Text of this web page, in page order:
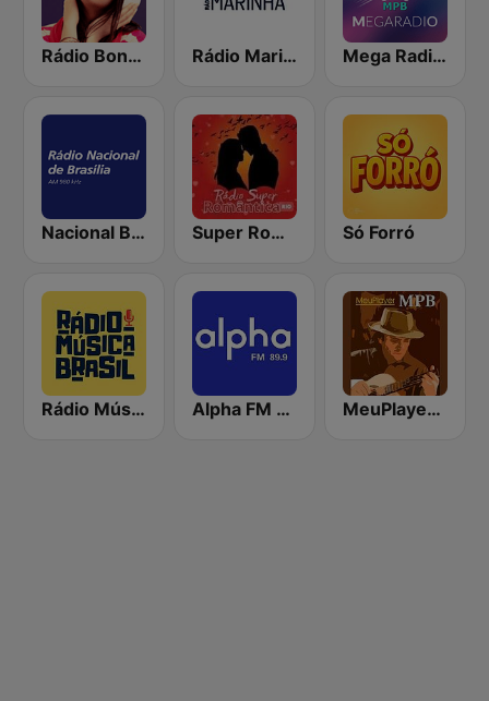
Rádio Bons Tempos Rádio Marinha do Brasil Mega Radio MPB
Nacional Brasília AM Super Romantica Rio 98,9 Só Forró
Rádio Música Brasil MPB Alpha FM Brasília MeuPlayer MPB